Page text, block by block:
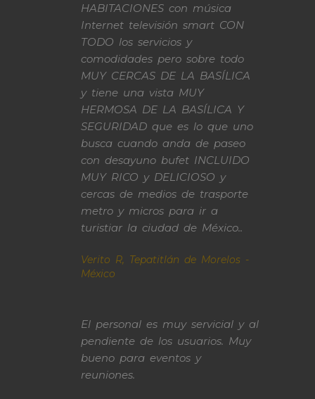
HABITACIONES con música
Internet televisión smart CON
TODO los servicios y
comodidades pero sobre todo
MUY CERCAS DE LA BASÍLICA
y tiene una vista MUY
HERMOSA DE LA BASÍLICA Y
SEGURIDAD que es lo que uno
busca cuando anda de paseo
con desayuno bufet INCLUIDO
MUY RICO y DELICIOSO y
cercas de medios de trasporte
metro y micros para ir a
turistiar la ciudad de México..
Verito R, Tepatitlán de Morelos -
México
El personal es muy servicial y al
pendiente de los usuarios. Muy
bueno para eventos y
reuniones.